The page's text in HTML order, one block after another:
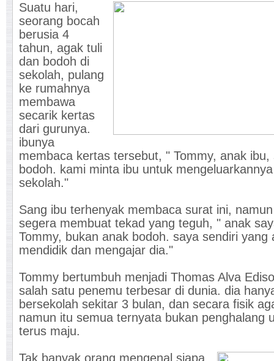
Suatu hari,
seorang bocah
berusia 4
tahun, agak tuli
dan bodoh di
sekolah, pulang
ke rumahnya
membawa
secarik kertas
dari gurunya.
ibunya
membaca kertas tersebut, " Tommy, anak ibu,
bodoh. kami minta ibu untuk
sekolah."
Sang ibu terhenyak membaca surat ini,
segera membuat tekad yang teguh, " anak
Tommy, bukan anak bodoh. saya sendiri yang
mendidik dan mengajar dia."
Tommy bertumbuh menjadi Thomas Alva
salah satu penemu terbesar di dunia. dia
bersekolah sekitar 3 bulan, dan secara fisik
namun itu semua ternyata bukan penghalang
terus maju.
Tak banyak orang mengenal siapa